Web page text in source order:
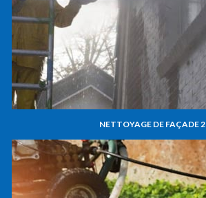
NETTOYAGE DE FAÇADE